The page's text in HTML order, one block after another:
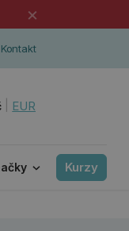
×
Kontakt
EUR
Kurzy